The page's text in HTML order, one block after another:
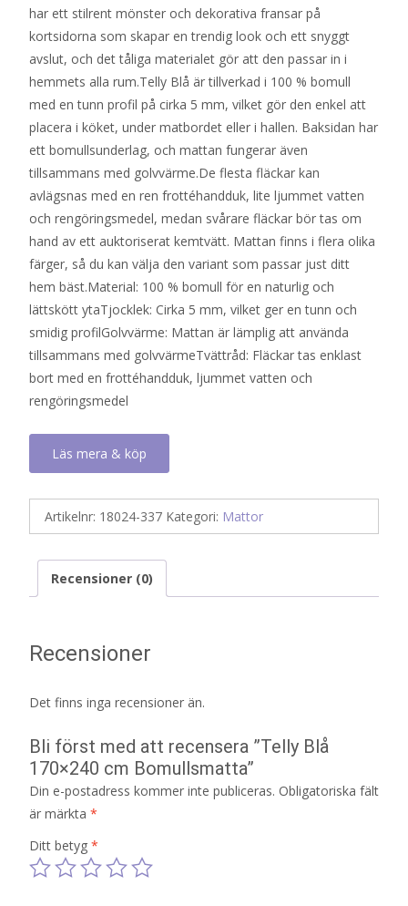
har ett stilrent mönster och dekorativa fransar på
kortsidorna som skapar en trendig look och ett snyggt
avslut, och det tåliga materialet gör att den passar in i
hemmets alla rum.Telly Blå är tillverkad i 100 % bomull
med en tunn profil på cirka 5 mm, vilket gör den enkel att
placera i köket, under matbordet eller i hallen. Baksidan har
ett bomullsunderlag, och mattan fungerar även
tillsammans med golvvärme.De flesta fläckar kan
avlägsnas med en ren frottéhandduk, lite ljummet vatten
och rengöringsmedel, medan svårare fläckar bör tas om
hand av ett auktoriserat kemtvätt. Mattan finns i flera olika
färger, så du kan välja den variant som passar just ditt
hem bäst.Material: 100 % bomull för en naturlig och
lättskött ytaTjocklek: Cirka 5 mm, vilket ger en tunn och
smidig profilGolvvärme: Mattan är lämplig att använda
tillsammans med golvvärmeTvättråd: Fläckar tas enklast
bort med en frottéhandduk, ljummet vatten och
rengöringsmedel
Läs mera & köp
Artikelnr: 18024-337 Kategori: Mattor
Recensioner (0)
Recensioner
Det finns inga recensioner än.
Bli först med att recensera ”Telly Blå
170×240 cm Bomullsmatta”
Din e-postadress kommer inte publiceras. Obligatoriska fält
är märkta *
Ditt betyg *